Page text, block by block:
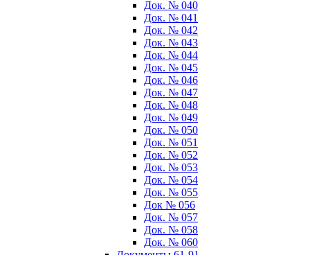
Док. № 040
Док. № 041
Док. № 042
Док. № 043
Док. № 044
Док. № 045
Док. № 046
Док. № 047
Док. № 048
Док. № 049
Док. № 050
Док. № 051
Док. № 052
Док. № 053
Док. № 054
Док. № 055
Док № 056
Док. № 057
Док. № 058
Док. № 060